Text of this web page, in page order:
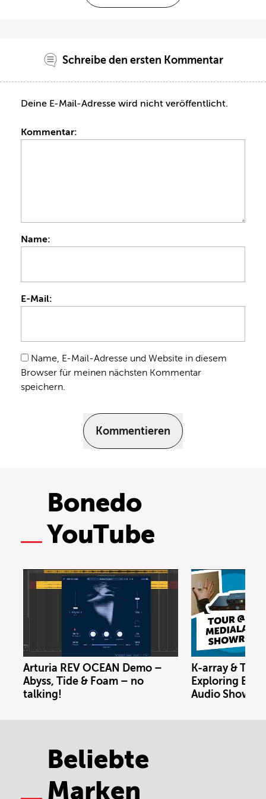
Schreibe den ersten Kommentar
Deine E-Mail-Adresse wird nicht veröffentlicht.
Kommentar:
Name:
E-Mail:
Name, E-Mail-Adresse und Website in diesem
Browser für meinen nächsten Kommentar
speichern.
Kommentieren
Bonedo
YouTube
Arturia REV OCEAN Demo –
Abyss, Tide & Foam – no
talking!
K-array &
Exploring
Audio
Beliebte
Marken